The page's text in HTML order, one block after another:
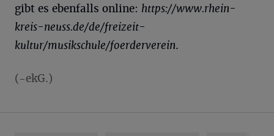
gibt es ebenfalls online: https://www.rhein-
kreis-neuss.de/de/freizeit-
kultur/musikschule/foerderverein.
(-ekG.)